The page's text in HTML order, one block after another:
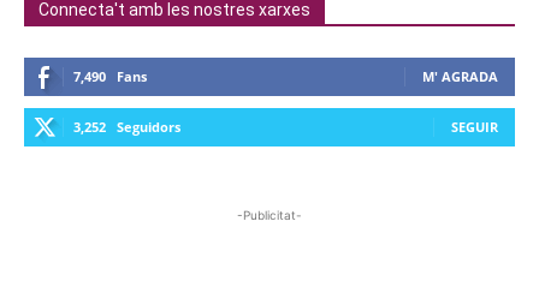
Connecta't amb les nostres xarxes
7,490 Fans M' AGRADA
3,252 Seguidors SEGUIR
-Publicitat-